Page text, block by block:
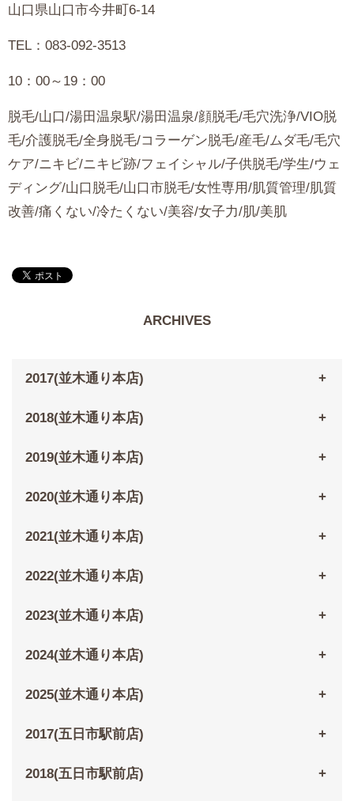
山口県山口市今井町6-14
TEL：083-092-3513
10：00～19：00
脱毛/山口/湯田温泉駅/湯田温泉/顔脱毛/毛穴洗浄/VIO脱
毛/介護脱毛/全身脱毛/コラーゲン脱毛/産毛/ムダ毛/毛穴
ケア/ニキビ/ニキビ跡/フェイシャル/子供脱毛/学生/ウェ
ディング/山口脱毛/山口市脱毛/女性専用/肌質管理/肌質
改善/痛くない/冷たくない/美容/女子力/肌/美肌
ARCHIVES
2017(並木通り本店)
2018(並木通り本店)
2019(並木通り本店)
2020(並木通り本店)
2021(並木通り本店)
2022(並木通り本店)
2023(並木通り本店)
2024(並木通り本店)
2025(並木通り本店)
2017(五日市駅前店)
2018(五日市駅前店)